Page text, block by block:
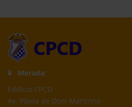
Morada:
Edifício CPCD
Av. Póvoa de Dom Martinho